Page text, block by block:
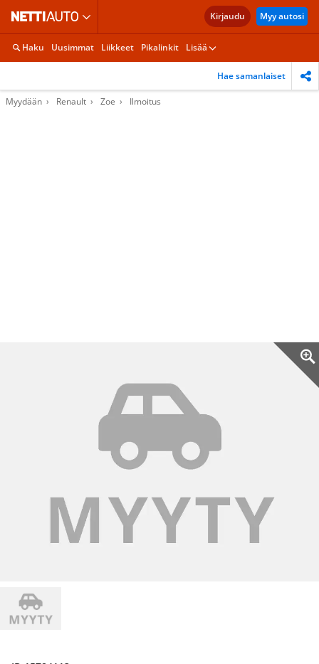
Kirjaudu Myy autosi
Haku Uusimmat Liikkeet Pikalinkit Lisää
Hae samanlaiset
Myydään Renault Zoe Ilmoitus